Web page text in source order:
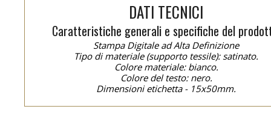
DATI TECNICI
Caratteristiche generali e specifiche del
Stampa Digitale ad Alta Definizione
Tipo di materiale (supporto tessile): satinato.
Colore materiale: bianco.
Colore del testo: nero.
Dimensioni etichetta - 15x50mm.